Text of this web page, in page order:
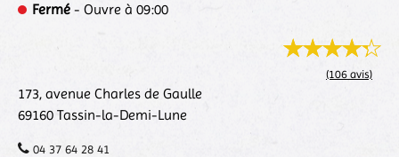
Fermé - Ouvre à 09:00
(106 avis)
173, avenue Charles de Gaulle
69160 Tassin-la-Demi-Lune
04 37 64 28 41